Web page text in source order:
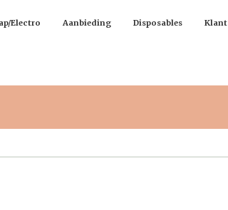
Electro Aanbieding Disposables Klant